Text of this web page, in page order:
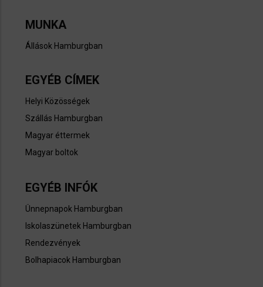
MUNKA
Állások Hamburgban​
EGYÉB CÍMEK
Helyi Közösségek
Szállás Hamburgban
Magyar éttermek
Magyar boltok
EGYÉB INFÓK
Ünnepnapok Hamburgban​
Iskolaszünetek Hamburgban
Rendezvények
Bolhapiacok Hamburgban